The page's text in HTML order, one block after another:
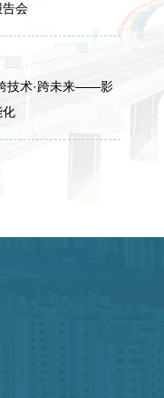
告会
技术·跨未来——影
化